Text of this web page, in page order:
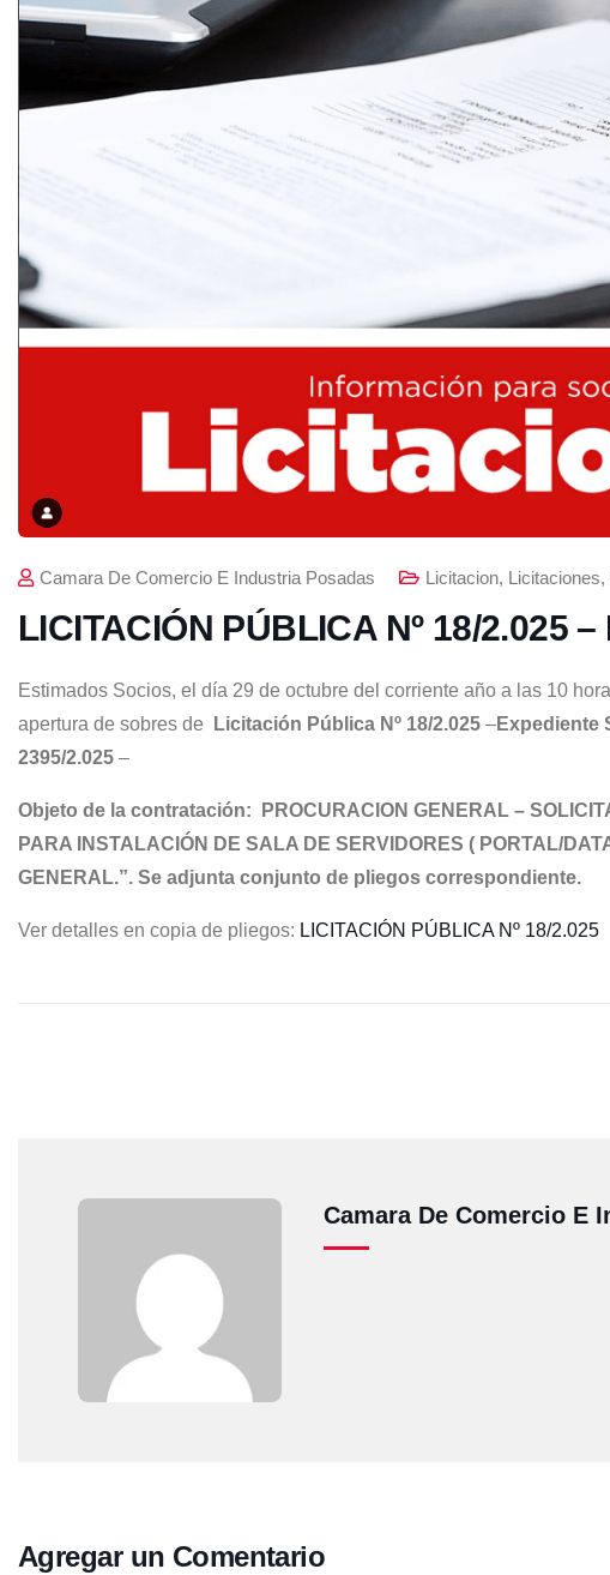
Camara De Comercio E Industria Posadas Licitacion, Licitaciones,
LICITACIÓN PÚBLICA Nº 18/2.025
Estimados Socios, el día 29 de octubre del corriente año a las 10
apertura de sobres de
Licitación Pública Nº 18/2.025 –Expediente
2395/2.025 –
Objeto de la contratación:
PROCURACION GENERAL –
PARA INSTALACIÓN DE SALA DE SERVIDORES ( PORTAL/
GENERAL.”. Se adjunta conjunto de pliegos correspondiente.
Ver detalles en copia de pliegos: LICITACIÓN PÚBLICA Nº 18/2.025
Camara De Comercio E
Agregar un Comentario